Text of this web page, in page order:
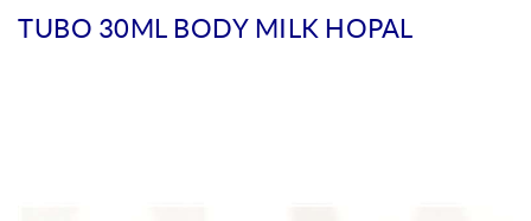
TUBO 30ML BODY MILK HOPAL